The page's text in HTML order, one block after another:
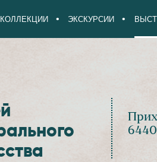
ЭКСКУРСИИ